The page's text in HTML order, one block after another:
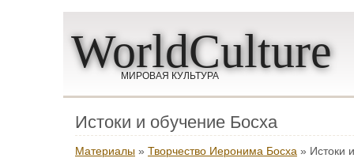
WorldCulture
МИРОВАЯ КУЛЬТУРА
Истоки и обучение Босха
Материалы » Творчество Иеронима Босха » Истоки